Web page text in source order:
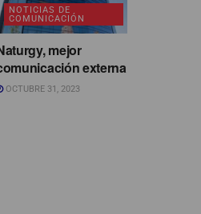
NOTICIAS DE
COMUNICACIÓN
mejor
externa
OCTUBRE 31, 2023